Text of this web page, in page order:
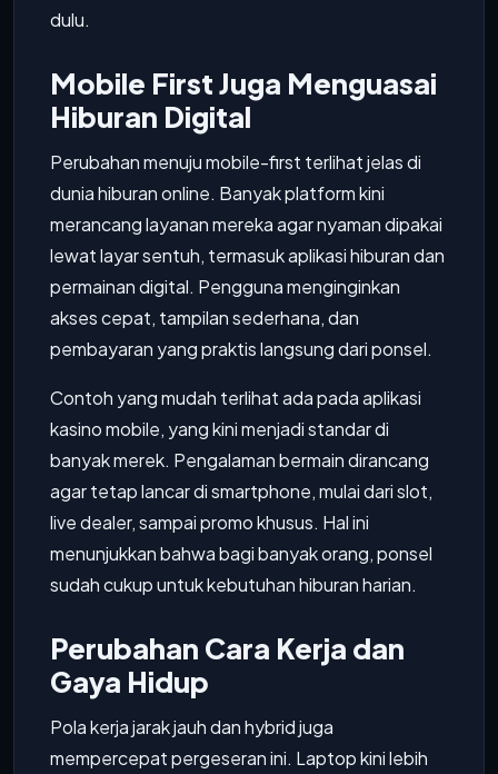
dulu.
Mobile First Juga Menguasai
Hiburan Digital
Perubahan menuju mobile-first terlihat jelas di
dunia hiburan online. Banyak platform kini
merancang layanan mereka agar nyaman dipakai
lewat layar sentuh, termasuk aplikasi hiburan dan
permainan digital. Pengguna menginginkan
akses cepat, tampilan sederhana, dan
pembayaran yang praktis langsung dari ponsel.
Contoh yang mudah terlihat ada pada aplikasi
kasino mobile, yang kini menjadi standar di
banyak merek. Pengalaman bermain dirancang
agar tetap lancar di smartphone, mulai dari slot,
live dealer, sampai promo khusus. Hal ini
menunjukkan bahwa bagi banyak orang, ponsel
sudah cukup untuk kebutuhan hiburan harian.
Perubahan Cara Kerja dan
Gaya Hidup
Pola kerja jarak jauh dan hybrid juga
mempercepat pergeseran ini. Laptop kini lebih